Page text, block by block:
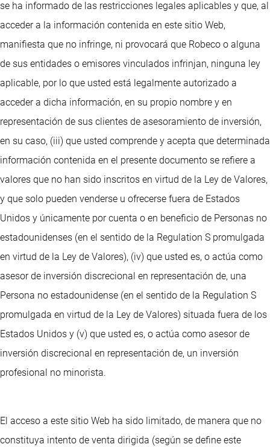
se ha informado de las restricciones legales aplicables y que, al
acceder a la información contenida en este sitio Web,
manifiesta que no infringe, ni provocará que Robeco o alguna
de sus entidades o emisores vinculados infrinjan, ninguna ley
aplicable, por lo que usted está legalmente autorizado a
acceder a dicha información, en su propio nombre y en
representación de sus clientes de asesoramiento de inversión,
en su caso, (iii) que usted comprende y acepta que determinada
información contenida en el presente documento se refiere a
valores que no han sido inscritos en virtud de la Ley de Valores,
y que solo pueden venderse u ofrecerse fuera de Estados
Unidos y únicamente por cuenta o en beneficio de Personas no
estadounidenses (en el sentido de la Regulation S promulgada
en virtud de la Ley de Valores), (iv) que usted es, o actúa como
asesor de inversión discrecional en representación de, una
Persona no estadounidense (en el sentido de la Regulation S
promulgada en virtud de la Ley de Valores) situada fuera de los
Estados Unidos y (v) que usted es, o actúa como asesor de
inversión discrecional en representación de, un inversión
profesional no minorista.
El acceso a este sitio Web ha sido limitado, de manera que no
constituya intento de venta dirigida (según se define este